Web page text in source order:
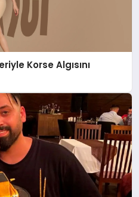
Korse Algısını